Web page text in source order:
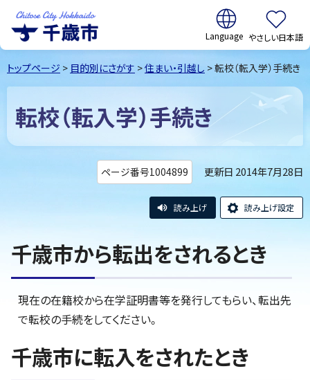
千歳市Chitose
City Hokkaido
翻訳:
やさしい日本語
トップページ > 目的別にさがす >住まい・引越し > 転校（転入学）手続き
転校（転入学）手続き
ページ番号1004899 更新日 2014年7月28日
読み上げ 読み上げ設定
千歳市から転出をされるとき
現在の在籍校から在学証明書等を発行してもらい、転出先
で転校の手続をしてください。
千歳市に転入をされたとき